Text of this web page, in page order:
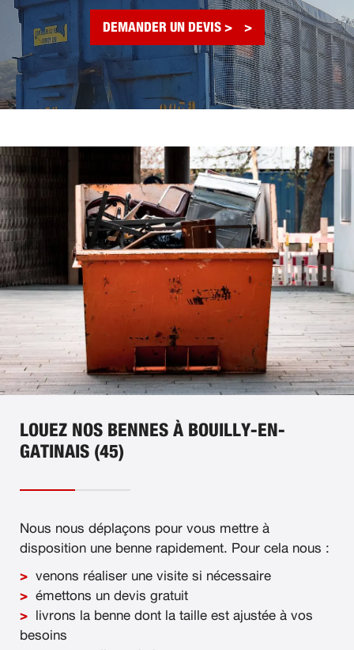
DEMANDER UN DEVIS >
LOUEZ NOS BENNES À BOUILLY-EN-
GATINAIS (45)
Nous nous déplaçons pour vous mettre à
disposition une benne rapidement. Pour cela nous :
venons réaliser une visite si nécessaire
émettons un devis gratuit
livrons la benne dont la taille est ajustée à vos
besoins